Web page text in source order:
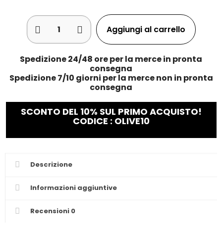
Aggiungi al carrello
Spedizione 24/48 ore per la merce in pronta
consegna
Spedizione 7/10 giorni per la merce non in pronta
consegna
SCONTO DEL 10% SUL PRIMO ACQUISTO!
CODICE : OLIVE10
Descrizione
Informazioni aggiuntive
Recensioni 0